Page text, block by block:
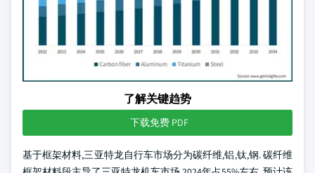
了解关键趋势
下载免费 PDF
基于框架材料,三亚特龙自行车市场分为碳纤维,铝,钛,钢. 碳纤维